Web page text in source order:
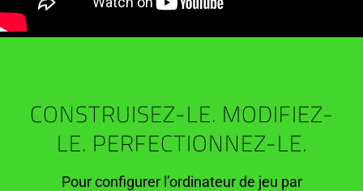
CONSTRUISEZ-LE. MODIFIEZ-
LE. PERFECTIONNEZ-LE.
Pour configurer l’ordinateur de jeu par